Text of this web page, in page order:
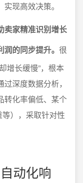
现高效决策。
卖家精准识别增长
的同步提升。 很
增长缓慢”，根本
深度数据分析，
转化率偏低、某个
），采取针对性
动化响